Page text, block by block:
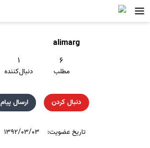
alimarg
۶
مطلب
۱
دنبال‌کننده
دنبال کردن ارسال پیام
تاریخ عضویت: ۱۳۹۲/۰۳/۰۳